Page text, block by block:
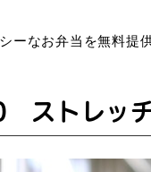
ーなお弁当を無料提
トレッ